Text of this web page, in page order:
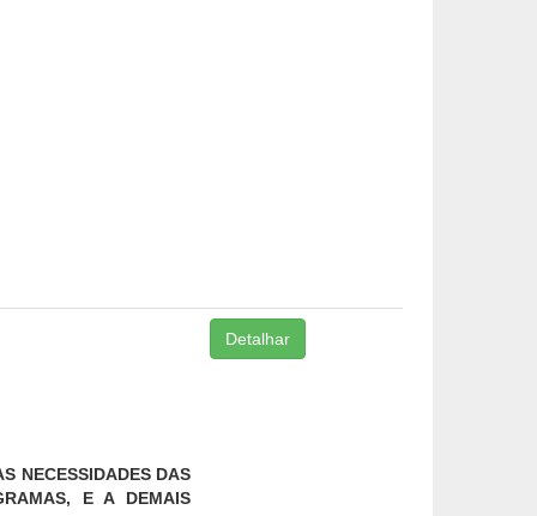
NECESSIDADES DAS
E A DEMAIS
Detalhar